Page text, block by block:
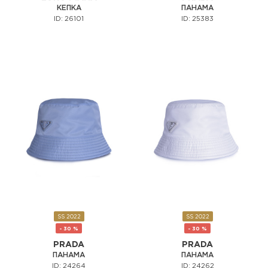
КЕПКА
ID: 26101
ПАНАМА
ID: 25383
SS 2022
- 30 %
PRADA
ПАНАМА
ID: 24264
SS 2022
- 30 %
PRADA
ПАНАМА
ID: 24262